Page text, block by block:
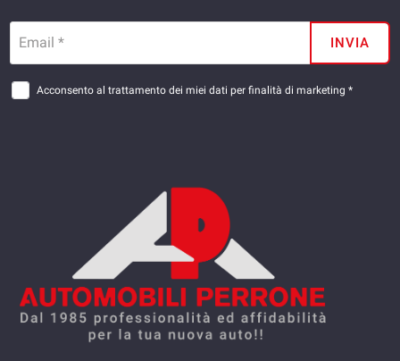
Email * INVIA
Acconsento al trattamento dei miei dati per finalità di marketing *